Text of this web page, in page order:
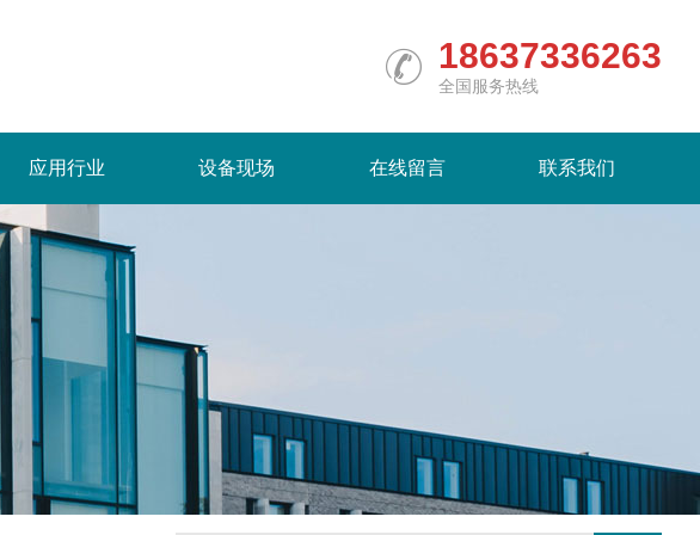
18637336263
全国服务热线
应用行业 设备现场 在线留言 联系我们